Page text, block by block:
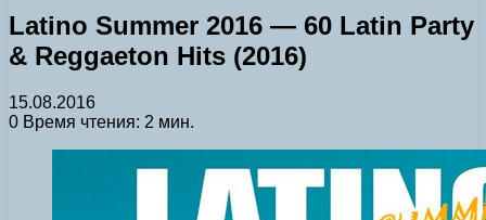
Latino Summer 2016 — 60 Latin Party
& Reggaeton Hits (2016)
15.08.2016
0 Время чтения: 2 мин.